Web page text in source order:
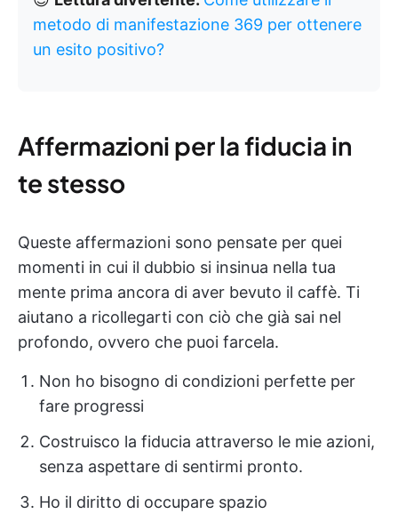
metodo di manifestazione 369 per ottenere
un esito positivo?
Affermazioni per la fiducia in
te stesso
Queste affermazioni sono pensate per quei
momenti in cui il dubbio si insinua nella tua
mente prima ancora di aver bevuto il caffè. Ti
aiutano a ricollegarti con ciò che già sai nel
profondo, ovvero che puoi farcela.
Non ho bisogno di condizioni perfette per
fare progressi
Costruisco la fiducia attraverso le mie azioni,
senza aspettare di sentirmi pronto.
Ho il diritto di occupare spazio